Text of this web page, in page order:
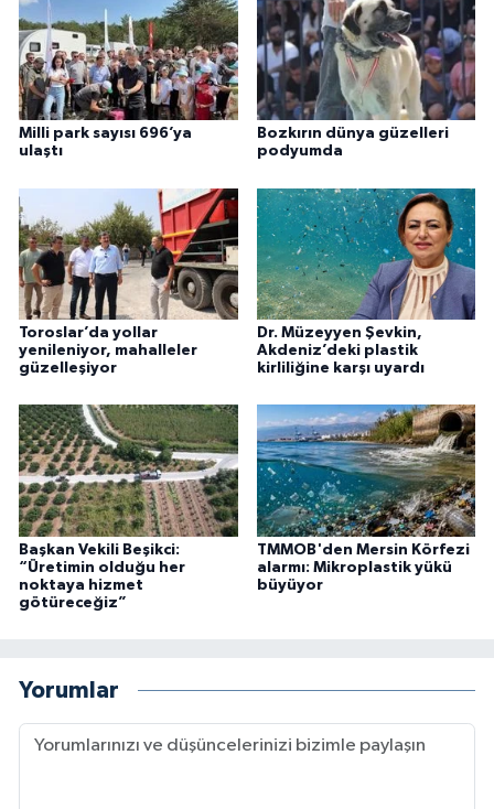
Milli park sayısı 696’ya
ulaştı
Bozkırın dünya güzelleri
podyumda
Toroslar’da yollar
yenileniyor, mahalleler
güzelleşiyor
Dr. Müzeyyen Şevkin,
Akdeniz’deki plastik
kirliliğine karşı uyardı
Başkan Vekili Beşikci:
“Üretimin olduğu her
noktaya hizmet
götüreceğiz”
TMMOB'den Mersin Körfezi
alarmı: Mikroplastik yükü
büyüyor
Yorumlar